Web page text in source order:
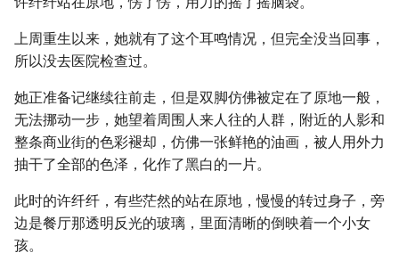
上周重生以来，她就有了这个耳鸣情况，但完全没当回事，
所以没去医院检查过。
她正准备记继续往前走，但是双脚仿佛被定在了原地一般，
无法挪动一步，她望着周围人来人往的人群，附近的人影和
整条商业街的色彩褪却，仿佛一张鲜艳的油画，被人用外力
抽干了全部的色泽，化作了黑白的一片。
此时的许纤纤，有些茫然的站在原地，慢慢的转过身子，旁
边是餐厅那透明反光的玻璃，里面清晰的倒映着一个小女
孩。